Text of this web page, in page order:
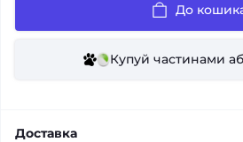
До
Купуй частинами
Доставка